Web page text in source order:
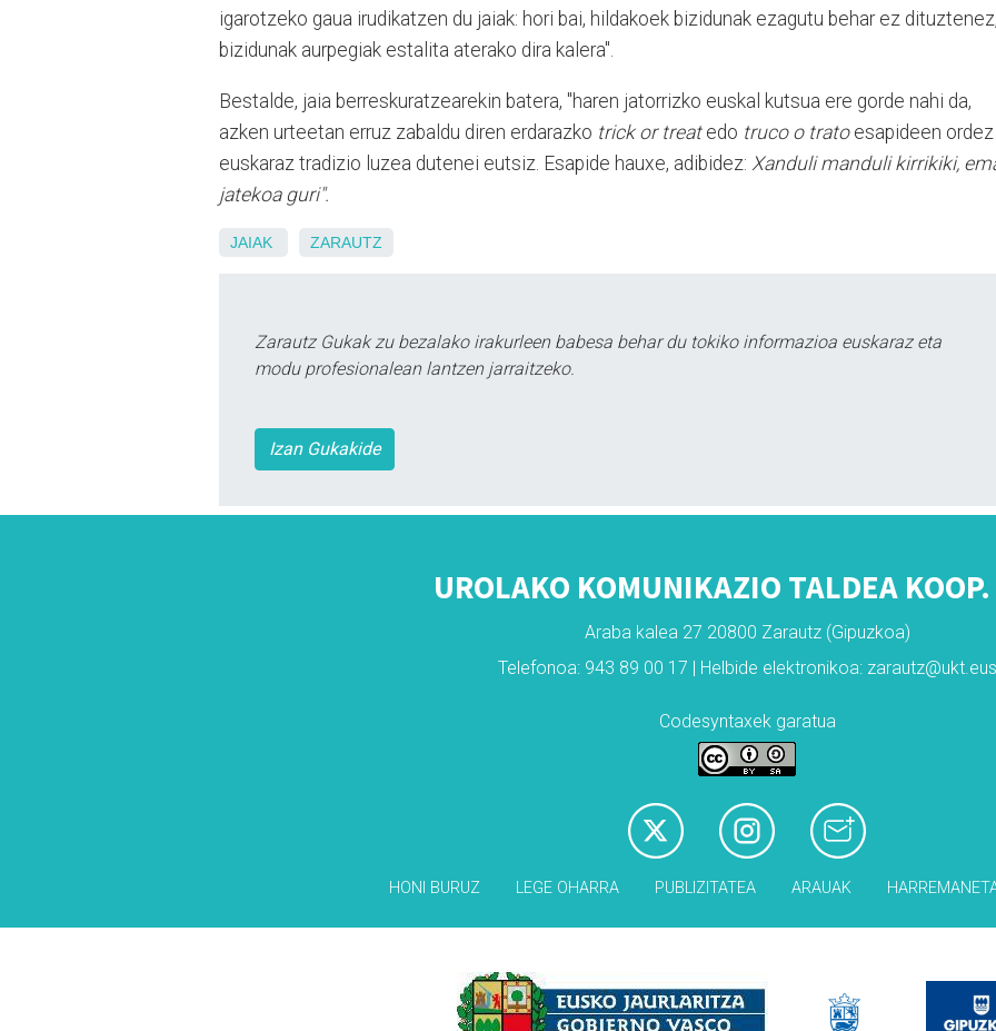
igarotzeko gaua irudikatzen du jaiak: hori bai, hildakoek bizidunak ezagutu behar ez
bizidunak aurpegiak estalita aterako dira kalera".
Bestalde, jaia berreskuratzearekin batera, "haren jatorrizko euskal kutsua ere gorde nahi da,
azken urteetan erruz zabaldu diren erdarazko trick or treatedo truco o tratoesapideen ordez
euskaraz tradizio luzea dutenei eutsiz. Esapide hauxe, adibidez: Xanduli manduli kirrikiki,
jatekoa guri".
JAIAK ZARAUTZ
Zarautz Gukak zu bezalako irakurleen babesa behar du tokiko informazioa euskaraz eta
modu profesionalean lantzen jarraitzeko.
Izan Gukakide
UROLAKO KOMUNIKAZIO TALDEA
Araba kalea 27 20800 Zarautz (Gipuzkoa)
Telefonoa: 943 89 00 17 | Helbide elektronikoa: zarautz@ukt.eus
Codesyntaxek garatua
HONI BURUZ LEGE OHARRA PUBLIZITATEA ARAUAK